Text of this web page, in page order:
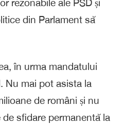
rezonabile ale PSD și
din Parlament să
în urma mandatului
Nu mai pot asista la
de români și nu
sfidare permanentă la